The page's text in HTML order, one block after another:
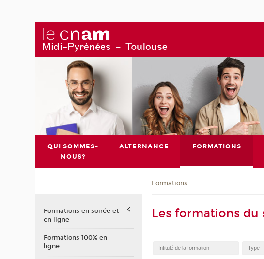
QUI SOMMES-
NOUS?
ALTERNANCE FORMATIONS
Formations
Les formations du
Formations en soirée et
en ligne
Formations 100% en
ligne